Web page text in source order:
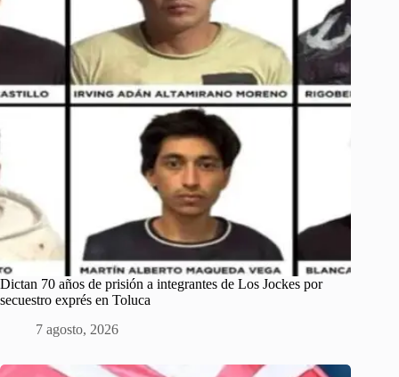
Dictan 70 años de prisión a integrantes de Los Jockes por
secuestro exprés en Toluca
7 agosto, 2026